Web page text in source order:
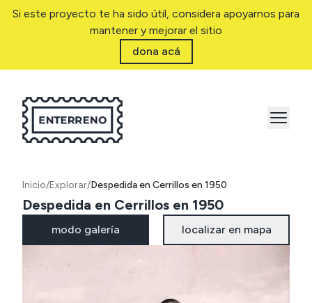
Si este proyecto te ha sido útil, considera apoyarnos para
mantener y mejorar el sitio
dona acá
Inicio/Explorar/Despedida en Cerrillos en 1950
Despedida en Cerrillos en 1950
modo galería localizar en mapa